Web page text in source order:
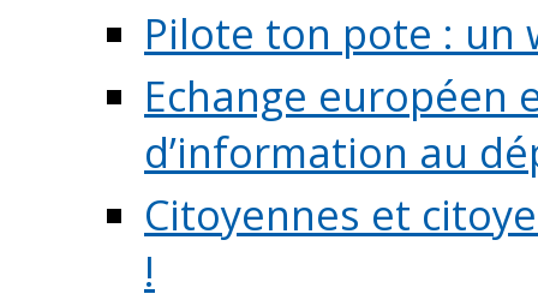
Pilote ton pote : un
Echange européen
d’information au
Citoyennes et
!